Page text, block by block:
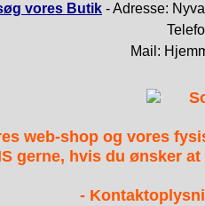
vores Butik - Adresse:
Mail:
web-shop og vores
gerne, hvis du ønsker
-